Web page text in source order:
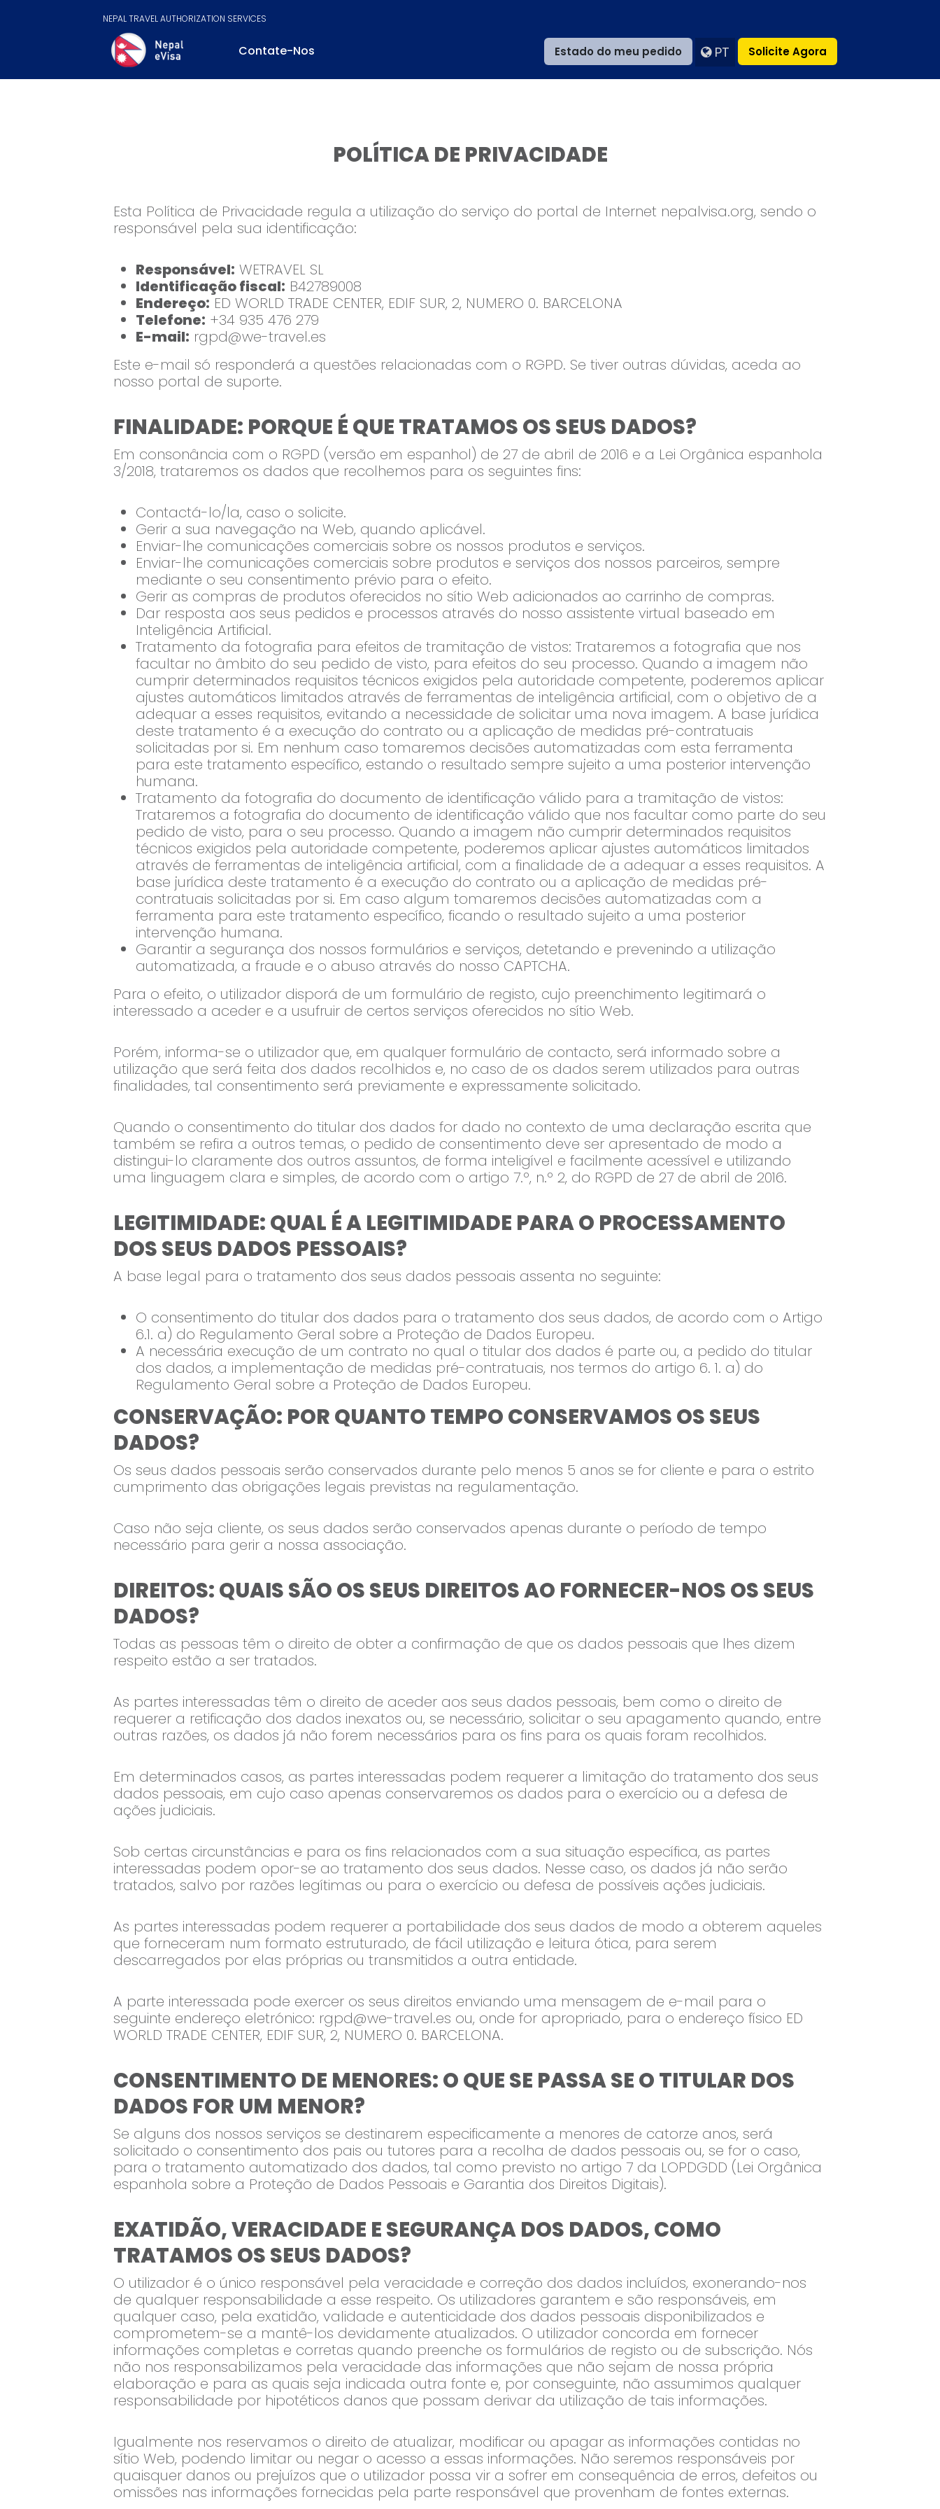
NEPAL TRAVEL AUTHORIZATION SERVICES
Contate-Nos Estado do meu pedido PT Solicite Agora
POLÍTICA DE PRIVACIDADE
Esta Política de Privacidade regula a utilização do serviço do portal de Internet nepalvisa.org, sendo o
responsável pela sua identificação:
Responsável: WETRAVEL SL
Identificação fiscal: B42789008
Endereço: ED WORLD TRADE CENTER, EDIF SUR, 2, NUMERO 0. BARCELONA
Telefone: +34 935 476 279
E-mail: rgpd@we-travel.es
Este e-mail só responderá a questões relacionadas com o RGPD. Se tiver outras dúvidas, aceda ao
nosso portal de suporte.
FINALIDADE: PORQUE É QUE TRATAMOS OS SEUS DADOS?
Em consonância com o RGPD (versão em espanhol) de 27 de abril de 2016 e a Lei Orgânica espanhola
3/2018, trataremos os dados que recolhemos para os seguintes fins:
Contactá-lo/la, caso o solicite.
Gerir a sua navegação na Web, quando aplicável.
Enviar-lhe comunicações comerciais sobre os nossos produtos e serviços.
Enviar-lhe comunicações comerciais sobre produtos e serviços dos nossos parceiros, sempre
mediante o seu consentimento prévio para o efeito.
Gerir as compras de produtos oferecidos no sítio Web adicionados ao carrinho de compras.
Dar resposta aos seus pedidos e processos através do nosso assistente virtual baseado em
Inteligência Artificial.
Tratamento da fotografia para efeitos de tramitação de vistos: Trataremos a fotografia que nos
facultar no âmbito do seu pedido de visto, para efeitos do seu processo. Quando a imagem não
cumprir determinados requisitos técnicos exigidos pela autoridade competente, poderemos aplicar
ajustes automáticos limitados através de ferramentas de inteligência artificial, com o objetivo de a
adequar a esses requisitos, evitando a necessidade de solicitar uma nova imagem. A base jurídica
deste tratamento é a execução do contrato ou a aplicação de medidas pré-contratuais
solicitadas por si. Em nenhum caso tomaremos decisões automatizadas com esta ferramenta
para este tratamento específico, estando o resultado sempre sujeito a uma posterior intervenção
humana.
Tratamento da fotografia do documento de identificação válido para a tramitação de vistos:
Trataremos a fotografia do documento de identificação válido que nos facultar como parte do seu
pedido de visto, para o seu processo. Quando a imagem não cumprir determinados requisitos
técnicos exigidos pela autoridade competente, poderemos aplicar ajustes automáticos limitados
através de ferramentas de inteligência artificial, com a finalidade de a adequar a esses requisitos. A
base jurídica deste tratamento é a execução do contrato ou a aplicação de medidas pré-
contratuais solicitadas por si. Em caso algum tomaremos decisões automatizadas com a
ferramenta para este tratamento específico, ficando o resultado sujeito a uma posterior
intervenção humana.
Garantir a segurança dos nossos formulários e serviços, detetando e prevenindo a utilização
automatizada, a fraude e o abuso através do nosso CAPTCHA.
Para o efeito, o utilizador disporá de um formulário de registo, cujo preenchimento legitimará o
interessado a aceder e a usufruir de certos serviços oferecidos no sítio Web.
Porém, informa-se o utilizador que, em qualquer formulário de contacto, será informado sobre a
utilização que será feita dos dados recolhidos e, no caso de os dados serem utilizados para outras
finalidades, tal consentimento será previamente e expressamente solicitado.
Quando o consentimento do titular dos dados for dado no contexto de uma declaração escrita que
também se refira a outros temas, o pedido de consentimento deve ser apresentado de modo a
distingui-lo claramente dos outros assuntos, de forma inteligível e facilmente acessível e utilizando
uma linguagem clara e simples, de acordo com o artigo 7.º, n.º 2, do RGPD de 27 de abril de 2016.
LEGITIMIDADE: QUAL É A LEGITIMIDADE PARA O PROCESSAMENTO
DOS SEUS DADOS PESSOAIS?
A base legal para o tratamento dos seus dados pessoais assenta no seguinte:
O consentimento do titular dos dados para o tratamento dos seus dados, de acordo com o Artigo
6.1. a) do Regulamento Geral sobre a Proteção de Dados Europeu.
A necessária execução de um contrato no qual o titular dos dados é parte ou, a pedido do titular
dos dados, a implementação de medidas pré-contratuais, nos termos do artigo 6. 1. a) do
Regulamento Geral sobre a Proteção de Dados Europeu.
CONSERVAÇÃO: POR QUANTO TEMPO CONSERVAMOS OS SEUS
DADOS?
Os seus dados pessoais serão conservados durante pelo menos 5 anos se for cliente e para o estrito
cumprimento das obrigações legais previstas na regulamentação.
Caso não seja cliente, os seus dados serão conservados apenas durante o período de tempo
necessário para gerir a nossa associação.
DIREITOS: QUAIS SÃO OS SEUS DIREITOS AO FORNECER-NOS OS SEUS
DADOS?
Todas as pessoas têm o direito de obter a confirmação de que os dados pessoais que lhes dizem
respeito estão a ser tratados.
As partes interessadas têm o direito de aceder aos seus dados pessoais, bem como o direito de
requerer a retificação dos dados inexatos ou, se necessário, solicitar o seu apagamento quando, entre
outras razões, os dados já não forem necessários para os fins para os quais foram recolhidos.
Em determinados casos, as partes interessadas podem requerer a limitação do tratamento dos seus
dados pessoais, em cujo caso apenas conservaremos os dados para o exercício ou a defesa de
ações judiciais.
Sob certas circunstâncias e para os fins relacionados com a sua situação específica, as partes
interessadas podem opor-se ao tratamento dos seus dados. Nesse caso, os dados já não serão
tratados, salvo por razões legítimas ou para o exercício ou defesa de possíveis ações judiciais.
As partes interessadas podem requerer a portabilidade dos seus dados de modo a obterem aqueles
que forneceram num formato estruturado, de fácil utilização e leitura ótica, para serem
descarregados por elas próprias ou transmitidos a outra entidade.
A parte interessada pode exercer os seus direitos enviando uma mensagem de e-mail para o
seguinte endereço eletrónico: rgpd@we-travel.es ou, onde for apropriado, para o endereço físico ED
WORLD TRADE CENTER, EDIF SUR, 2, NUMERO 0. BARCELONA.
CONSENTIMENTO DE MENORES: O QUE SE PASSA SE O TITULAR DOS
DADOS FOR UM MENOR?
Se alguns dos nossos serviços se destinarem especificamente a menores de catorze anos, será
solicitado o consentimento dos pais ou tutores para a recolha de dados pessoais ou, se for o caso,
para o tratamento automatizado dos dados, tal como previsto no artigo 7 da LOPDGDD (Lei Orgânica
espanhola sobre a Proteção de Dados Pessoais e Garantia dos Direitos Digitais).
EXATIDÃO, VERACIDADE E SEGURANÇA DOS DADOS, COMO
TRATAMOS OS SEUS DADOS?
O utilizador é o único responsável pela veracidade e correção dos dados incluídos, exonerando-nos
de qualquer responsabilidade a esse respeito. Os utilizadores garantem e são responsáveis, em
qualquer caso, pela exatidão, validade e autenticidade dos dados pessoais disponibilizados e
comprometem-se a mantê-los devidamente atualizados. O utilizador concorda em fornecer
informações completas e corretas quando preenche os formulários de registo ou de subscrição. Nós
não nos responsabilizamos pela veracidade das informações que não sejam de nossa própria
elaboração e para as quais seja indicada outra fonte e, por conseguinte, não assumimos qualquer
responsabilidade por hipotéticos danos que possam derivar da utilização de tais informações.
Igualmente nos reservamos o direito de atualizar, modificar ou apagar as informações contidas no
sítio Web, podendo limitar ou negar o acesso a essas informações. Não seremos responsáveis por
quaisquer danos ou prejuízos que o utilizador possa vir a sofrer em consequência de erros, defeitos ou
omissões nas informações fornecidas pela parte responsável que provenham de fontes externas.